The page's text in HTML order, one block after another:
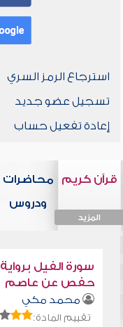
استرجاع الرمز السري
تسجيل عضو جديد
إعادة تفعيل حساب
قرآن كريم
المزيد
محاضرات
ودروس
سورة الفيل برواية
حفص عن عاصم
محمد مكي
تقييم المادة: